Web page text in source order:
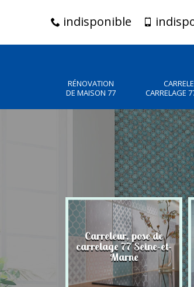
indisponible
RÉNOVATION
DE MAISON 77
CARRELAGE
Carreleur, pose de
carrelage 77 Seine-et-
Marne